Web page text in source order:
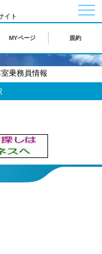
イト
MYページ 規約
乗務員情報